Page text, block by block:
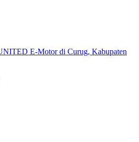
E-Motor di Curug, Kabupaten